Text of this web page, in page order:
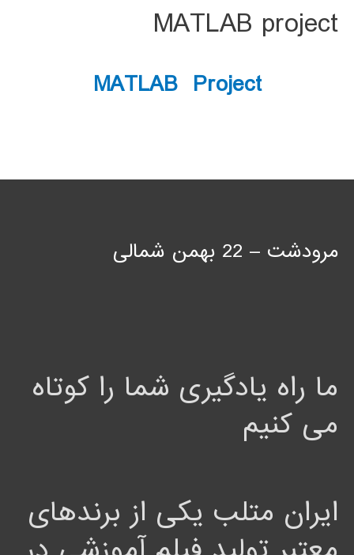
MATLAB project
MATLAB Project
مرودشت – 22 بهمن شمالی
ما راه یادگیری شما را کوتاه
می کنیم
ایران متلب یکی از برندهای